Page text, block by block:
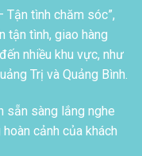
Tận tình chăm sóc”,
tận tình, giao hàng
nhiều khu vực, như
Trị và Quảng Bình.
sẵn sàng lắng nghe
cảnh của khách